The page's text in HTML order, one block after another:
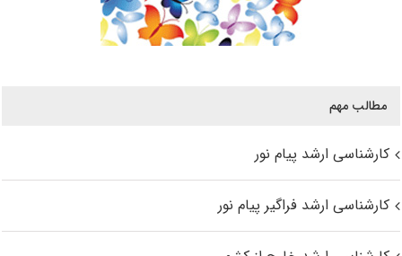
مطالب مهم
کارشناسی ارشد پیام نور
کارشناسی ارشد فراگیر پیام نور